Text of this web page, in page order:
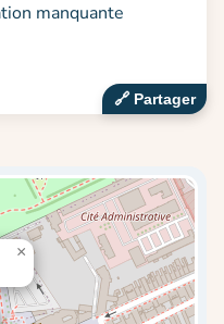
manquante
🔗‍️ Partager
×